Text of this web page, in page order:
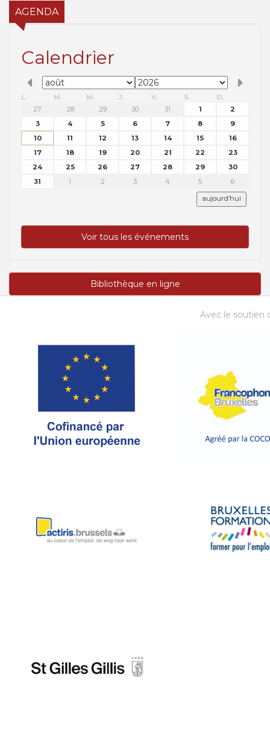
AGENDA
Calendrier
L. M. M. J. V. S.
D.
27
28 29 30 31 1
2
3
4 5 6 7 8
9
10
11 12 13 14 15
16
17
18 19 20 21 22
23
24
25 26 27 28 29
30
31
1 2 3 4 5 6
aujourd’hui
Voir tous les événements
Bibliothèque en ligne
Avec le soutien